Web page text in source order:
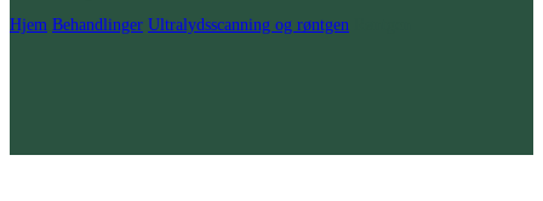
Hjem Behandlinger Ultralydsscanning og røntgen